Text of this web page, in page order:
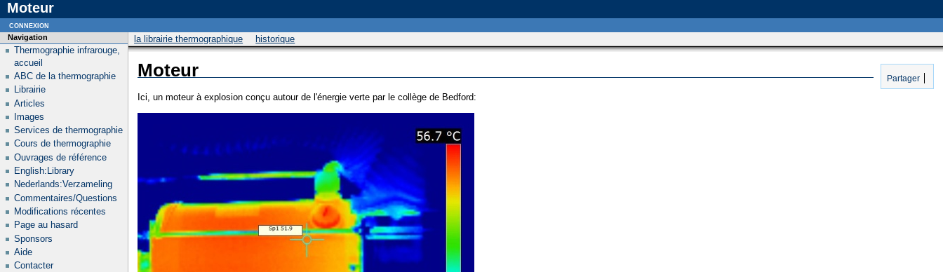
Moteur
la librairie thermographique historique
Partager
Moteur
Ici, un moteur à explosion conçu autour de l'énergie verte par le collège de Bedford:
Navigation
Thermographie infrarouge,
accueil
ABC de la thermographie
Librairie
Articles
Images
Services de thermographie
Cours de thermographie
Ouvrages de référence
English:Library
Nederlands:Verzameling
Commentaires/Questions
Modifications récentes
Page au hasard
Sponsors
Aide
Contacter
connexion